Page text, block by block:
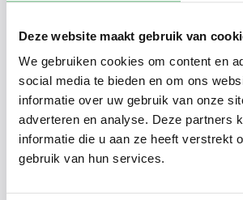
Deze website maakt gebruik van
We gebruiken cookies om content en
social media te bieden en om ons
informatie over uw gebruik van onze
adverteren en analyse. Deze partners
informatie die u aan ze heeft verstrekt
gebruik van hun services.
financiering gewoon goed geregeld
onnodige informatiestress. Soms
correct. Daarom leunt onze service
leasegaranties. Daarmee is jouw
geregeld, zónder zorgen.